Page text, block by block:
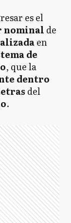
es el
nominal de
en
de
, que la
dentro
del
.